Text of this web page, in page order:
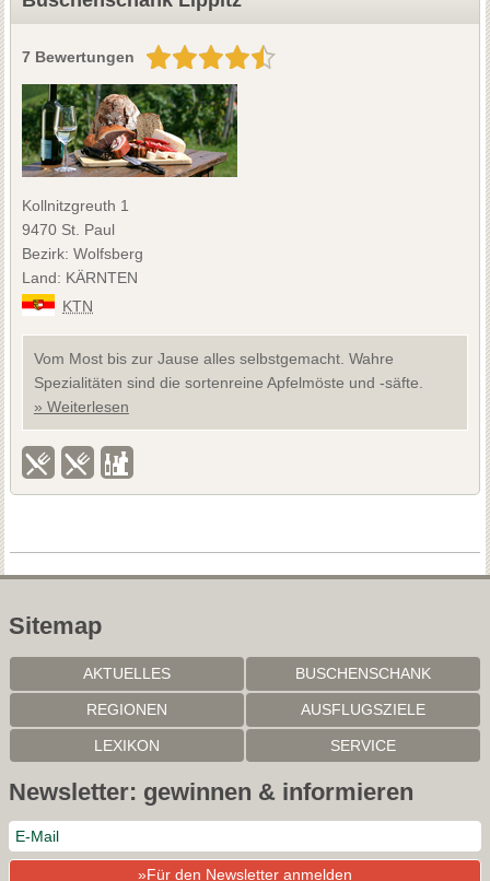
7 Bewertungen
Kollnitzgreuth 1
9470 St. Paul
Bezirk: Wolfsberg
Land: KÄRNTEN
KTN
Vom Most bis zur Jause alles selbstgemacht. Wahre
Spezialitäten sind die sortenreine Apfelmöste und -säfte.
» Weiterlesen
Sitemap
AKTUELLES BUSCHENSCHANK
REGIONEN AUSFLUGSZIELE
LEXIKON SERVICE
Newsletter: gewinnen & informieren
»Für den Newsletter anmelden